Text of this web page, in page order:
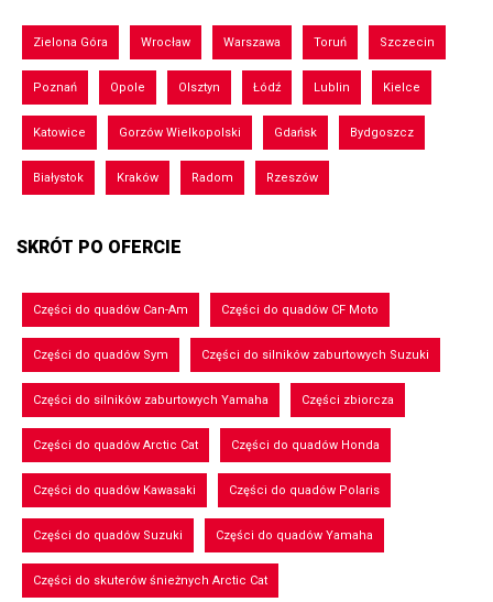
Zielona Góra Wrocław Warszawa Toruń Szczecin
Poznań Opole Olsztyn Łódź Lublin Kielce
Katowice Gorzów Wielkopolski Gdańsk Bydgoszcz
Białystok Kraków Radom Rzeszów
SKRÓT PO OFERCIE
Części do quadów Can-Am Części do quadów CF Moto
Części do quadów Sym Części do silników zaburtowych Suzuki
Części do silników zaburtowych Yamaha Części zbiorcza
Części do quadów Arctic Cat Części do quadów Honda
Części do quadów Kawasaki Części do quadów Polaris
Części do quadów Suzuki Części do quadów Yamaha
Części do skuterów śnieżnych Arctic Cat